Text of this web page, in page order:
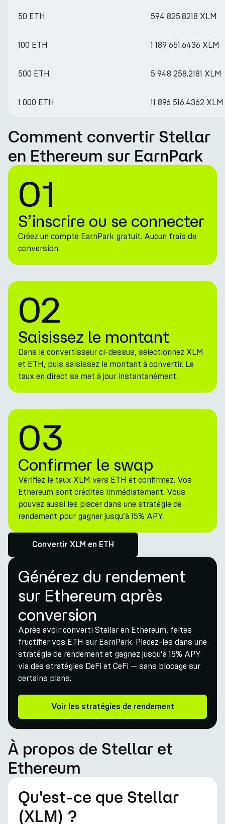
50 ETH 594 825.8218 XLM
100 ETH 1 189 651.6436 XLM
500 ETH 5 948 258.2181 XLM
1 000 ETH 11 896 516.4362 XLM
Comment convertir Stellar
en Ethereum sur EarnPark
01
S’inscrire ou se connecter
Créez un compte EarnPark gratuit. Aucun frais de
conversion.
02
Saisissez le montant
Dans le convertisseur ci-dessus, sélectionnez XLM
et ETH, puis saisissez le montant à convertir. Le
taux en direct se met à jour instantanément.
03
Confirmer le swap
Vérifiez le taux XLM vers ETH et confirmez. Vos
Ethereum sont crédités immédiatement. Vous
pouvez aussi les placer dans une stratégie de
rendement pour gagner jusqu’à 15% APY.
Convertir XLM en ETH
Générez du rendement
sur Ethereum après
conversion
Après avoir converti Stellar en Ethereum, faites
fructifier vos ETH sur EarnPark. Placez-les dans une
stratégie de rendement et gagnez jusqu’à 15% APY
via des stratégies DeFi et CeFi — sans blocage sur
certains plans.
Voir les stratégies de rendement
À propos de Stellar et
Ethereum
Qu'est-ce que Stellar
(XLM) ?